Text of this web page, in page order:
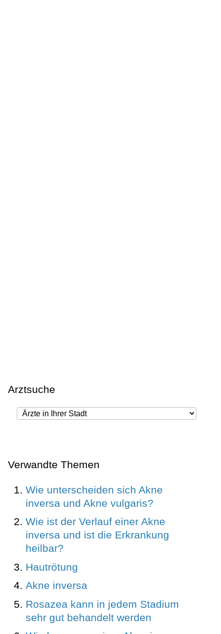
Arztsuche
Verwandte Themen
Wie unterscheiden sich Akne
inversa und Akne vulgaris?
Wie ist der Verlauf einer Akne
inversa und ist die Erkrankung
heilbar?
Hautrötung
Akne inversa
Rosazea kann in jedem Stadium
sehr gut behandelt werden